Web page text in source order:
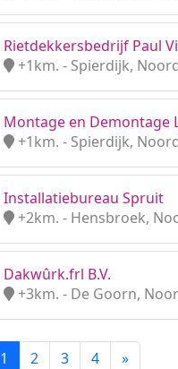
Rietdekkersbedrijf Paul
+1km. - Spierdijk,
Montage en Demontage
+1km. - Spierdijk,
Installatiebureau Spruit
+2km. - Hensbroek,
Dakwûrk.frl B.V.
+3km. - De Goorn,
1 2 3 4 »